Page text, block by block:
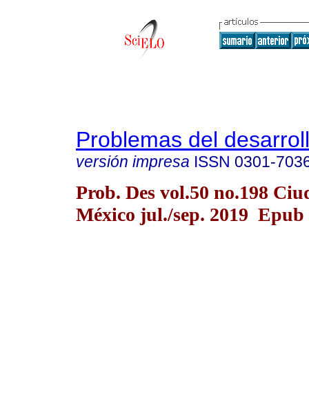
Problemas del
versión impresa ISSN 0301-
Prob. Des vol.50 no.198
México jul./sep. 2019 Epub